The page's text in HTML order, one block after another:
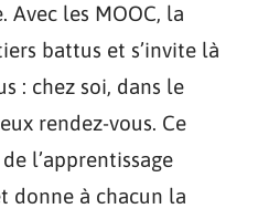
Avec les MOOC, la
battus et s’invite là
: chez soi, dans le
rendez-vous. Ce
l’apprentissage
donne à chacun la